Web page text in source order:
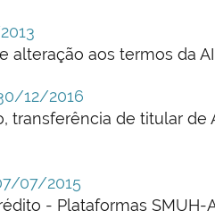
alteração aos termos da
12/2016
transferência de titular
07/2015
- Plataformas SMUH-